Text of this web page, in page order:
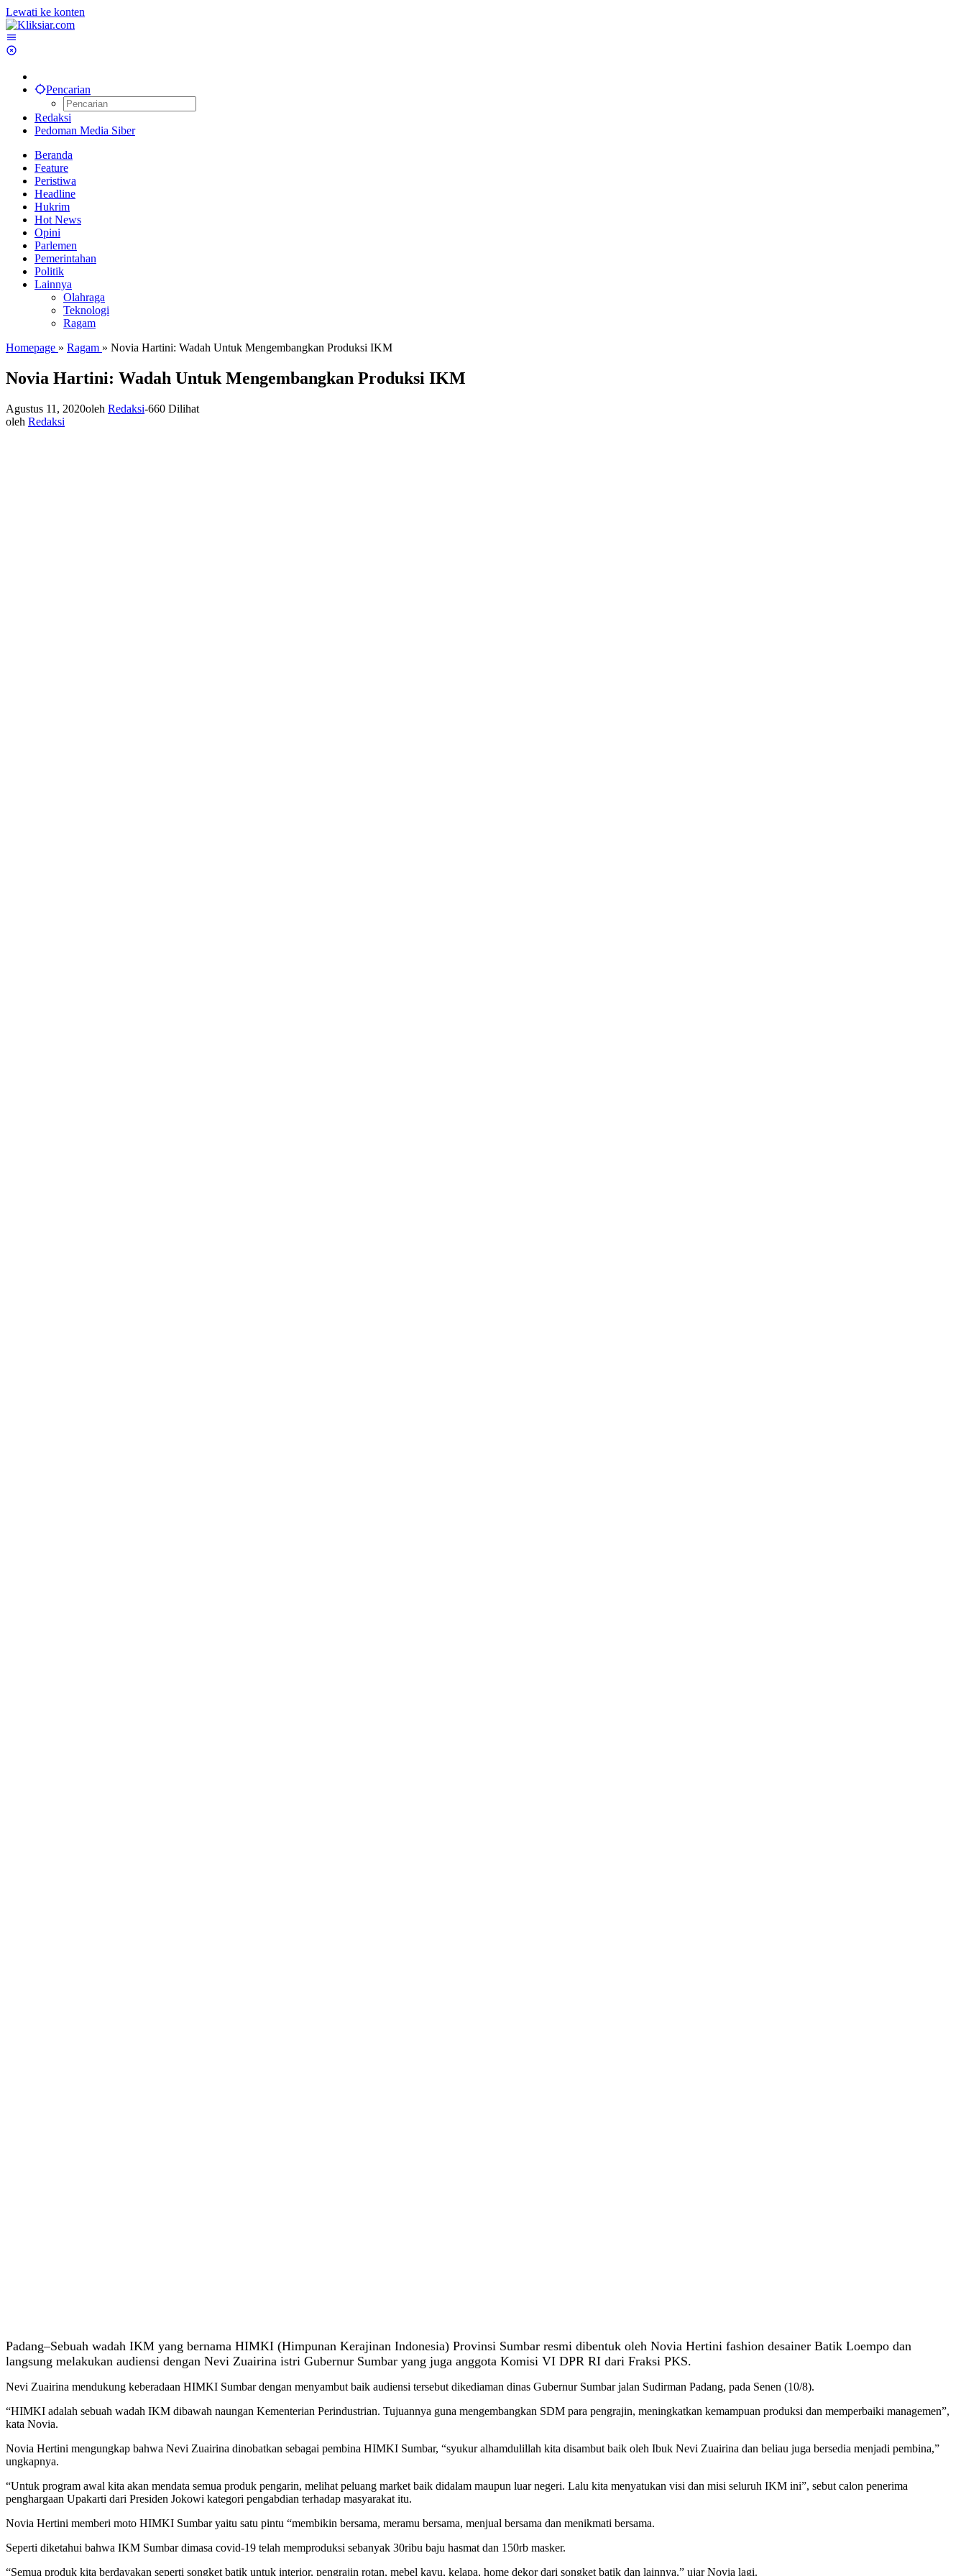
Lewati ke konten
Pencarian
Redaksi
Pedoman Media Siber
Beranda
Feature
Peristiwa
Headline
Hukrim
Hot News
Opini
Parlemen
Pemerintahan
Politik
Lainnya
Olahraga
Teknologi
Ragam
Homepage » Ragam » Novia Hartini: Wadah Untuk Mengembangkan Produksi IKM
Novia Hartini: Wadah Untuk Mengembangkan Produksi IKM
Agustus 11, 2020oleh Redaksi-660 Dilihat
oleh Redaksi
Padang–Sebuah wadah IKM yang bernama HIMKI (Himpunan Kerajinan Indonesia) Provinsi Sumbar resmi dibentuk oleh Novia Hertini fashion desainer Batik Loempo dan
langsung melakukan audiensi dengan Nevi Zuairina istri Gubernur Sumbar yang juga anggota Komisi VI DPR RI dari Fraksi PKS.
Nevi Zuairina mendukung keberadaan HIMKI Sumbar dengan menyambut baik audiensi tersebut dikediaman dinas Gubernur Sumbar jalan Sudirman Padang, pada Senen (10/8).
“HIMKI adalah sebuah wadah IKM dibawah naungan Kementerian Perindustrian. Tujuannya guna mengembangkan SDM para pengrajin, meningkatkan kemampuan produksi dan memperbaiki managemen”,
kata Novia.
Novia Hertini mengungkap bahwa Nevi Zuairina dinobatkan sebagai pembina HIMKI Sumbar, “syukur alhamdulillah kita disambut baik oleh Ibuk Nevi Zuairina dan beliau juga bersedia menjadi pembina,”
ungkapnya.
“Untuk program awal kita akan mendata semua produk pengarin, melihat peluang market baik didalam maupun luar negeri. Lalu kita menyatukan visi dan misi seluruh IKM ini”, sebut calon penerima
penghargaan Upakarti dari Presiden Jokowi kategori pengabdian terhadap masyarakat itu.
Novia Hertini memberi moto HIMKI Sumbar yaitu satu pintu “membikin bersama, meramu bersama, menjual bersama dan menikmati bersama.
Seperti diketahui bahwa IKM Sumbar dimasa covid-19 telah memproduksi sebanyak 30ribu baju hasmat dan 150rb masker.
“Semua produk kita berdayakan seperti songket batik untuk interior, pengrajin rotan, mebel kayu, kelapa, home dekor dari songket batik dan lainnya,” ujar Novia lagi.